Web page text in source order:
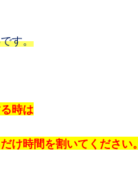
す。
時は
け時間を割いてください。